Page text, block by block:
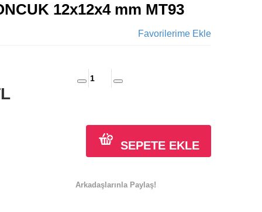
12x12x4 mm MT93
Favorilerime Ekle
SEPETE EKLE
Arkadaşlarınla Paylaş!